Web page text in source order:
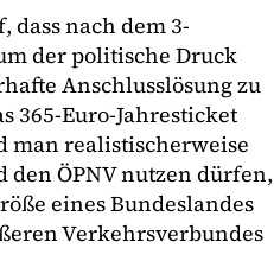
dass nach dem 3-
der politische Druck
Anschlusslösung zu
365-Euro-Jahresticket
man realistischerweise
ÖPNV nutzen dürfen,
eines Bundeslandes
Verkehrsverbundes